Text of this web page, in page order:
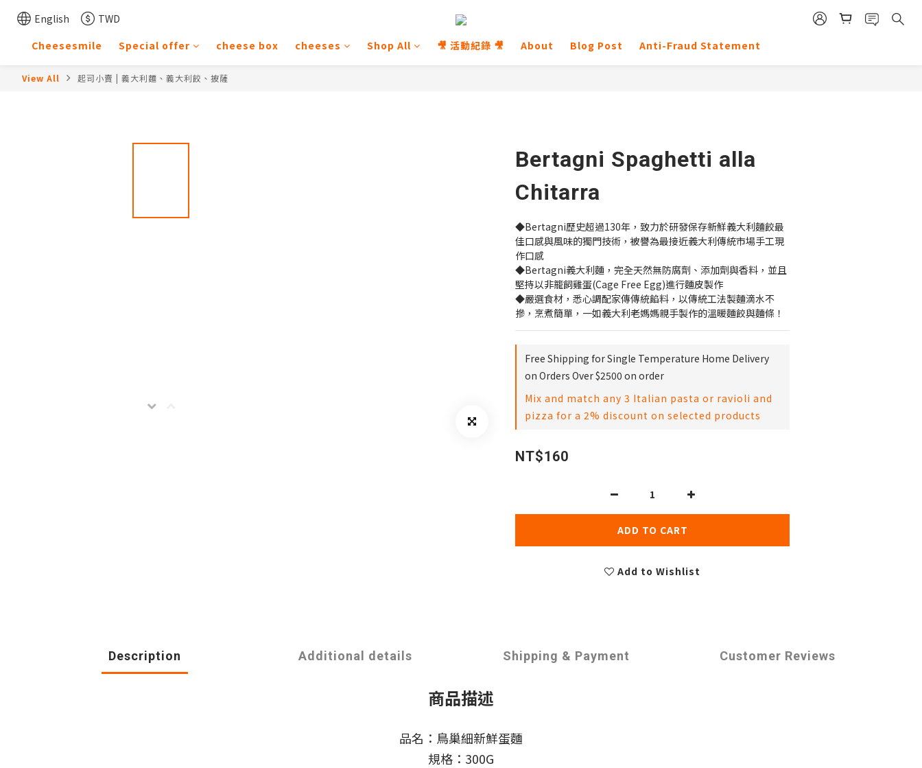
English
TWD
Cheesesmile
Special offer cheese box cheeses Shop All 🎥 活動紀錄 🎥 About Blog Post Anti-Fraud Statement
View All 起司小賣 | 義大利麵、義大利餃、披薩
Bertagni Spaghetti alla
Chitarra
◆Bertagni歷史超過130年，致力於研發保存新鮮義大利麵餃最
佳口感與風味的獨門技術，被譽為最接近義大利傳統市場手工現
作口感
◆Bertagni義大利麵，完全天然無防腐劑、添加劑與香料，並且
堅持以非籠飼雞蛋(Cage Free Egg)進行麵皮製作
◆嚴選食材，悉心調配家傳傳統餡料，以傳統工法製麵滴水不
摻，烹煮簡單，一如義大利老媽媽親手製作的溫暖麵餃與麵條！
Free Shipping for Single Temperature Home Delivery
on Orders Over $2500 on order
Mix and match any 3 Italian pasta or ravioli and
pizza for a 2% discount on selected products
NT$160
ADD TO CART
Add to Wishlist
Description Additional details Shipping & Payment Customer Reviews
商品描述
品名：鳥巢細新鮮蛋麵
規格：300G